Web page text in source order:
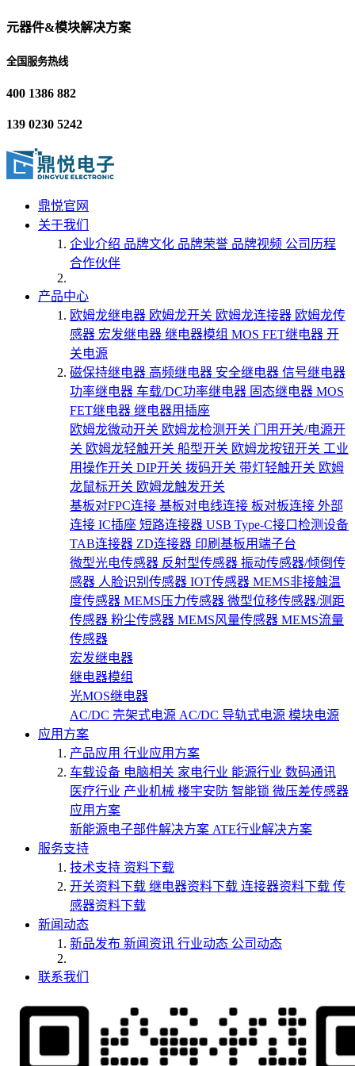
元器件&模块解决方案
全国服务热线
400 1386 882
139 0230 5242
鼎悦官网
关于我们
企业介绍 品牌文化 品牌荣誉 品牌视频 公司历程
合作伙伴
产品中心
欧姆龙继电器 欧姆龙开关 欧姆龙连接器 欧姆龙传
感器 宏发继电器 继电器模组 MOS FET继电器 开
关电源
磁保持继电器 高频继电器 安全继电器 信号继电器
功率继电器 车载/DC功率继电器 固态继电器 MOS
FET继电器 继电器用插座
欧姆龙微动开关 欧姆龙检测开关 门用开关/电源开
关 欧姆龙轻触开关 船型开关 欧姆龙按钮开关 工业
用操作开关 DIP开关 拨码开关 带灯轻触开关 欧姆
龙鼠标开关 欧姆龙触发开关
基板对FPC连接 基板对电线连接 板对板连接 外部
连接 IC插座 短路连接器 USB Type-C接口检测设备
TAB连接器 ZD连接器 印刷基板用端子台
微型光电传感器 反射型传感器 振动传感器/倾倒传
感器 人脸识别传感器 IOT传感器 MEMS非接触温
度传感器 MEMS压力传感器 微型位移传感器/测距
传感器 粉尘传感器 MEMS风量传感器 MEMS流量
传感器
宏发继电器
继电器模组
光MOS继电器
AC/DC 壳架式电源 AC/DC 导轨式电源 模块电源
应用方案
产品应用 行业应用方案
车载设备 电脑相关 家电行业 能源行业 数码通讯
医疗行业 产业机械 楼宇安防 智能锁 微压差传感器
应用方案
新能源电子部件解决方案 ATE行业解决方案
服务支持
技术支持 资料下载
开关资料下载 继电器资料下载 连接器资料下载 传
感器资料下载
新闻动态
新品发布 新闻资讯 行业动态 公司动态
联系我们